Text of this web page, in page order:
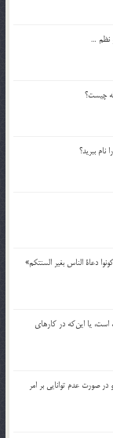
نظم …
چيست؟
ببريد؟
دعاة الناس بغير السنتكم»
است، يا اين‌كه در كارهاي
صورت عدم توانايي بر امر